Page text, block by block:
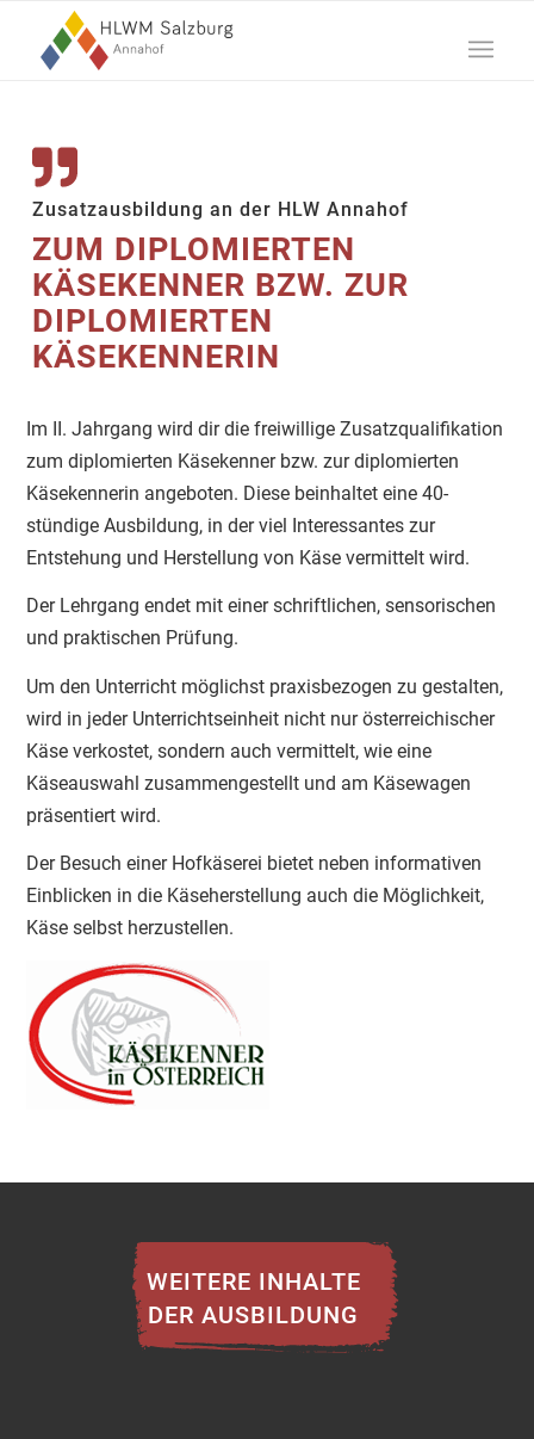
Zusatzausbildung an der HLW Annahof
ZUM DIPLOMIERTEN
KÄSEKENNER BZW. ZUR
DIPLOMIERTEN
KÄSEKENNERIN
Im II. Jahrgang wird dir die freiwillige Zusatzqualifikation
zum diplomierten Käsekenner bzw. zur diplomierten
Käsekennerin angeboten. Diese beinhaltet eine 40-
stündige Ausbildung, in der viel Interessantes zur
Entstehung und Herstellung von Käse vermittelt wird.
Der Lehrgang endet mit einer schriftlichen, sensorischen
und praktischen Prüfung.
Um den Unterricht möglichst praxisbezogen zu gestalten,
wird in jeder Unterrichtseinheit nicht nur österreichischer
Käse verkostet, sondern auch vermittelt, wie eine
Käseauswahl zusammengestellt und am Käsewagen
präsentiert wird.
Der Besuch einer Hofkäserei bietet neben informativen
Einblicken in die Käseherstellung auch die Möglichkeit,
Käse selbst herzustellen.
WEITERE INHALTE
DER AUSBILDUNG